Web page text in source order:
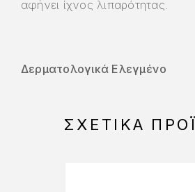
αφήνει ίχνος λιπαρότητας.
Δερματολογικά Ελεγμένο
ΣΧΕΤΙΚΆ